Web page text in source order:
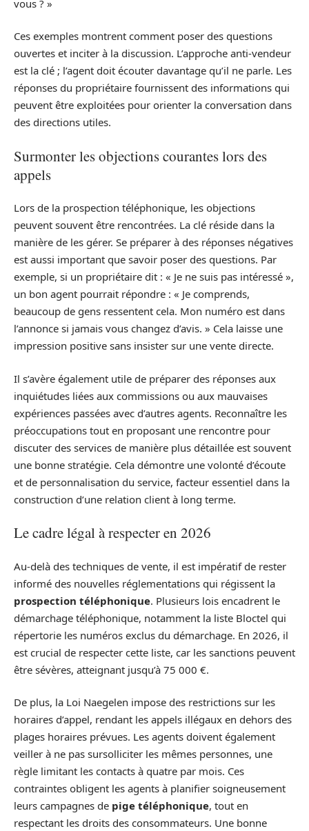
vous ? »
Ces exemples montrent comment poser des questions
ouvertes et inciter à la discussion. L’approche anti-vendeur
est la clé ; l’agent doit écouter davantage qu’il ne parle. Les
réponses du propriétaire fournissent des informations qui
peuvent être exploitées pour orienter la conversation dans
des directions utiles.
Surmonter les objections courantes lors des
appels
Lors de la prospection téléphonique, les objections
peuvent souvent être rencontrées. La clé réside dans la
manière de les gérer. Se préparer à des réponses négatives
est aussi important que savoir poser des questions. Par
exemple, si un propriétaire dit : « Je ne suis pas intéressé »,
un bon agent pourrait répondre : « Je comprends,
beaucoup de gens ressentent cela. Mon numéro est dans
l’annonce si jamais vous changez d’avis. » Cela laisse une
impression positive sans insister sur une vente directe.
Il s’avère également utile de préparer des réponses aux
inquiétudes liées aux commissions ou aux mauvaises
expériences passées avec d’autres agents. Reconnaître les
préoccupations tout en proposant une rencontre pour
discuter des services de manière plus détaillée est souvent
une bonne stratégie. Cela démontre une volonté d’écoute
et de personnalisation du service, facteur essentiel dans la
construction d’une relation client à long terme.
Le cadre légal à respecter en 2026
Au-delà des techniques de vente, il est impératif de rester
informé des nouvelles réglementations qui régissent la
prospection téléphonique. Plusieurs lois encadrent le
démarchage téléphonique, notamment la liste Bloctel qui
répertorie les numéros exclus du démarchage. En 2026, il
est crucial de respecter cette liste, car les sanctions peuvent
être sévères, atteignant jusqu’à 75 000 €.
De plus, la Loi Naegelen impose des restrictions sur les
horaires d’appel, rendant les appels illégaux en dehors des
plages horaires prévues. Les agents doivent également
veiller à ne pas sursolliciter les mêmes personnes, une
règle limitant les contacts à quatre par mois. Ces
contraintes obligent les agents à planifier soigneusement
leurs campagnes de pige téléphonique, tout en
respectant les droits des consommateurs. Une bonne